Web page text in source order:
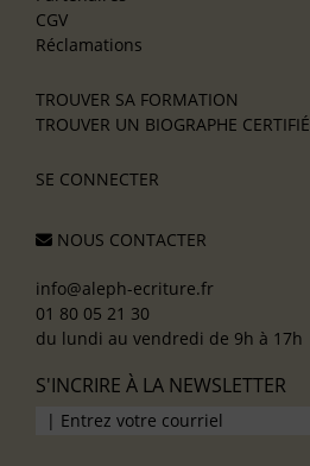
CGV
Réclamations
TROUVER SA FORMATION
TROUVER UN BIOGRAPHE CERTIFIÉ
SE CONNECTER
NOUS CONTACTER
info@aleph-ecriture.fr
01 80 05 21 30
du lundi au vendredi de 9h à 17h
S'INCRIRE À LA NEWSLETTER